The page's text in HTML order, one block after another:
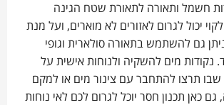
חשמל ותאורה לתאורת שטח הגינה
יכול לגרום לאזורים לא מוארים, ועל מנת
גם להשתמש בתאורה סולארית וגופי
נקודות מים להשקיה ולנוחות אישית על
תרצו להתחבר עם צינור מים או למקם
גם כאן תכנון חסר יוכל לגרום לכם לאי נוחות